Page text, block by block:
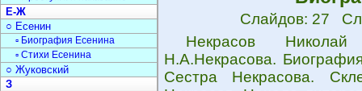
Слайдов: 27
Некрасов
Н.А.Некрасова.
Сестра Некрасова.
Е-Ж
○ Есенин
▫ Биография Есенина
▫ Стихи Есенина
○ Жуковский
З